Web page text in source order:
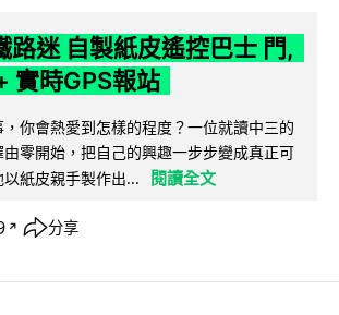
路迷 自製紙皮遙控巴士 門,
實時GPS報站
你會熱愛到怎樣的程度？一位就讀中三的
零開始，把自己的興趣一步步變成真正可
紙皮親手製作出...
閱讀全文
↗ 分享